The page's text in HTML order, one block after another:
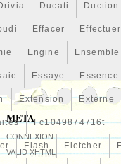
Ducati Duction
Effacer Effectuer
Engine Ensemble
Essaye Essence
Extension Externe
Fc1049874716t
Flash Fletcher
Générique -
Non
META
CONNEXION
VALIDXHTML